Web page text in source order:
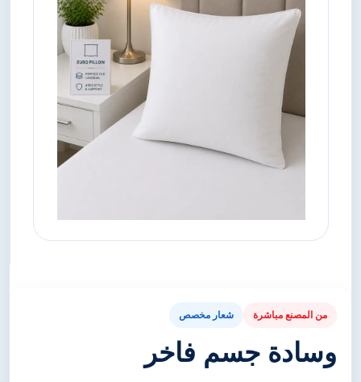
من المصنع مباشرة شعار مخصص
وسادة جسم فاخر